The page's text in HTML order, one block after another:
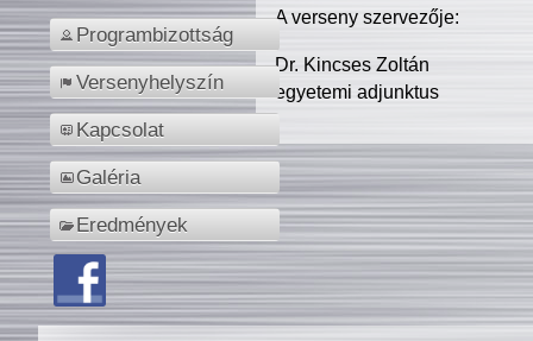
Programbizottság
Versenyhelyszín
Kapcsolat
Galéria
Eredmények
A verseny szervezője:
Dr. Kincses Zoltán
egyetemi adjunktus